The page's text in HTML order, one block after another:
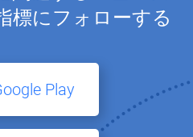
標にフォローする
Play